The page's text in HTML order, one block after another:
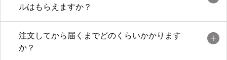
ルはもらえますか？
注文してから届くまでどのくらいかかります
か？